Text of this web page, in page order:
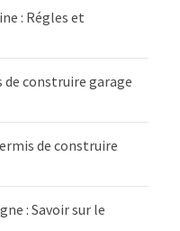
: Régles et
construire garage
de construire
: Savoir sur le